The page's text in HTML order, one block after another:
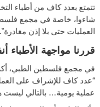
تتمتع بعدد كاف من أطباء
شاءوا، خاصة في مجمع
العمليات حتى بلا إذن مغادرة”.
قررنا مواجهة الأطباء
في مجمع فلسطين الطبي، أكد
عملية يومية… بالتالي